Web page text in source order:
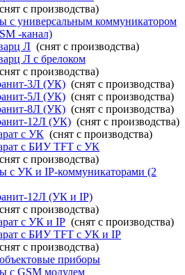
с производства)
с универсальным коммуникатором
-канал)
Л (снят с производства)
Л с брелоком
с производства)
3Л (УК) (снят с производства)
5Л (УК) (снят с производства)
8Л (УК) (снят с производства)
12Л (УК) (снят с производства)
с УК (снят с производства)
с БИУ TFT с УК
с производства)
с УК и IP-коммуникаторами (2
12Л (УК и IP)
с производства)
с УК и IP (снят с производства)
с БИУ TFT с УК и IP
с производства)
приборы
с GSM модулем